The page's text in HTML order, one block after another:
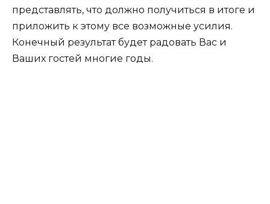
представлять, что должно получиться в итоге и
приложить к этому все возможные усилия.
Конечный результат будет радовать Вас и
Ваших гостей многие годы.